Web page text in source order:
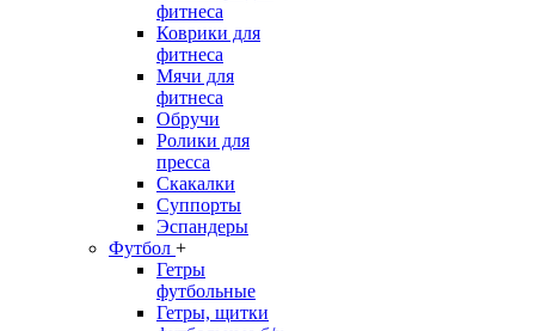
фитнеса
Коврики для
фитнеса
Мячи для
фитнеса
Обручи
Ролики для
пресса
Скакалки
Суппорты
Эспандеры
Футбол +
Гетры
футбольные
Гетры, щитки